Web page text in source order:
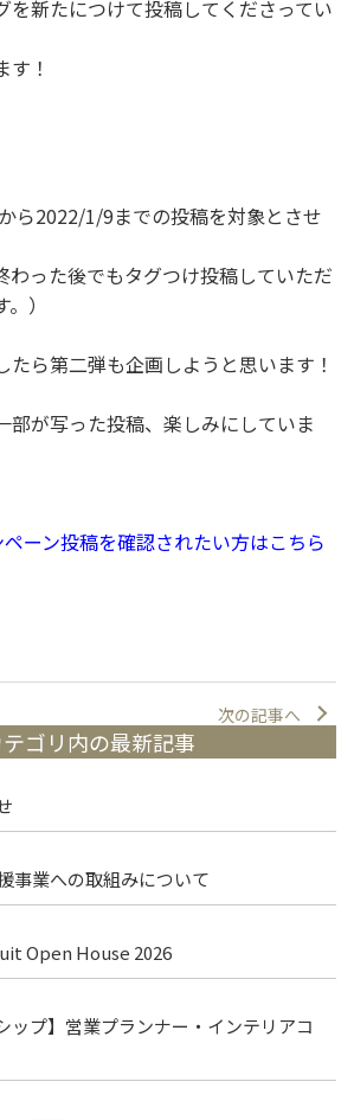
を新たにつけて投稿してくださってい
す！
ら2022/1/9までの投稿を対象とさせ
わった後でもタグつけ投稿していただ
）
たら第二弾も企画しようと思います！
部が写った投稿、楽しみにしていま
ーン投稿を確認されたい方はこちら
次の記事へ
テゴリ内の最新記事
事業への取組みについて
Open House 2026
ップ】営業プランナー・インテリアコ